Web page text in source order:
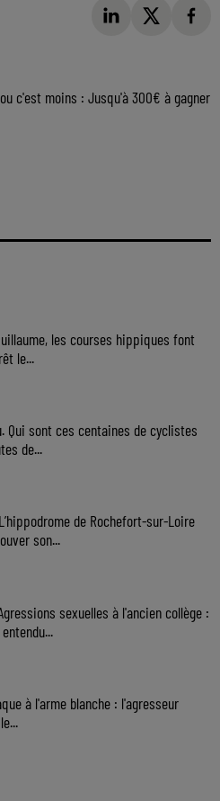
c'est moins : Jusqu'à 300€ à gagner
les courses hippiques font
le...
Qui sont ces centaines de cyclistes
de...
de Rochefort-sur-Loire
son...
sexuelles à l'ancien collège :
à l'arme blanche : l'agresseur